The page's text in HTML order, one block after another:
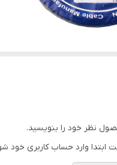
نظر خود را بنویسید.
ابتدا وارد حساب کاربری خود